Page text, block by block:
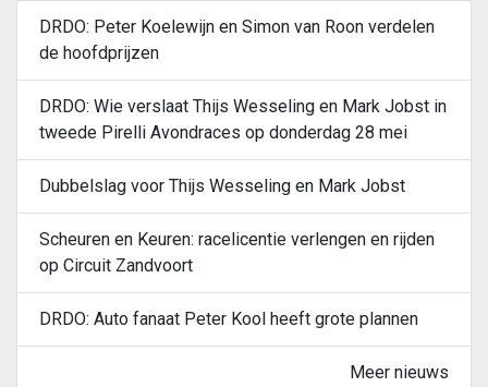
DRDO: Peter Koelewijn en Simon van Roon verdelen
de hoofdprijzen
DRDO: Wie verslaat Thijs Wesseling en Mark Jobst in
tweede Pirelli Avondraces op donderdag 28 mei
Dubbelslag voor Thijs Wesseling en Mark Jobst
Scheuren en Keuren: racelicentie verlengen en rijden
op Circuit Zandvoort
DRDO: Auto fanaat Peter Kool heeft grote plannen
Meer nieuws